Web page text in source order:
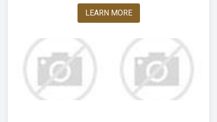
LEARN MORE